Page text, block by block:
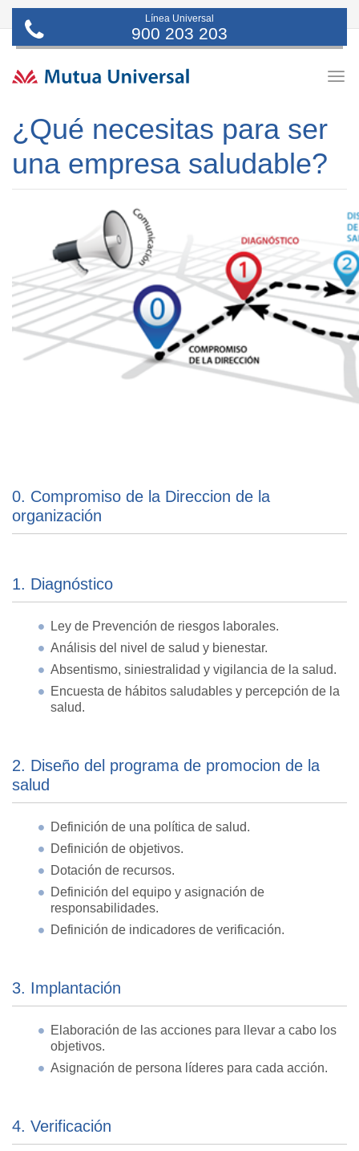
Línea Universal
900 203 203
¿Qué necesitas para ser
una empresa saludable?
0. Compromiso de la Direccion de la
organización
1. Diagnóstico
Ley de Prevención de riesgos laborales.
Análisis del nivel de salud y bienestar.
Absentismo, siniestralidad y vigilancia de la salud.
Encuesta de hábitos saludables y percepción de la
salud.
2. Diseño del programa de promocion de la
salud
Definición de una política de salud.
Definición de objetivos.
Dotación de recursos.
Definición del equipo y asignación de
responsabilidades.
Definición de indicadores de verificación.
3. Implantación
Elaboración de las acciones para llevar a cabo los
objetivos.
Asignación de persona líderes para cada acción.
4. Verificación